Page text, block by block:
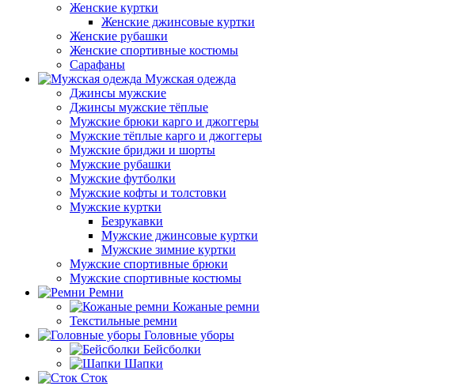
Женские куртки
Женские джинсовые куртки
Женские рубашки
Женские спортивные костюмы
Сарафаны
Мужская одежда
Джинсы мужские
Джинсы мужские тёплые
Мужские брюки карго и джоггеры
Мужские тёплые карго и джоггеры
Мужские бриджи и шорты
Мужские рубашки
Мужские футболки
Мужские кофты и толстовки
Мужские куртки
Безрукавки
Мужские джинсовые куртки
Мужские зимние куртки
Мужские спортивные брюки
Мужские спортивные костюмы
Ремни
Кожаные ремни
Текстильные ремни
Головные уборы
Бейсболки
Шапки
Сток